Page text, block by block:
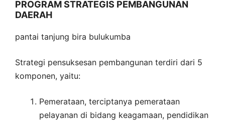
PROGRAM STRATEGIS PEMBANGUNAN
DAERAH
pantai tanjung bira bulukumba
Strategi pensuksesan pembangunan terdiri dari 5
komponen, yaitu:
Pemerataan, terciptanya pemerataan
pelayanan di bidang keagamaan, pendidikan